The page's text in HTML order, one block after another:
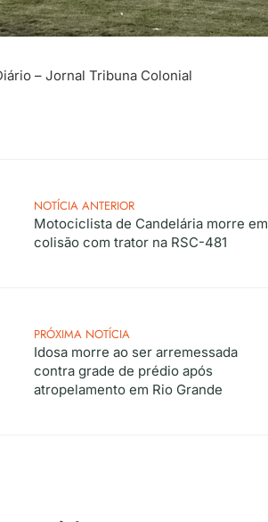
– Jornal Tribuna Colonial
NOTÍCIA ANTERIOR
Motociclista de Candelária morre em
colisão com trator na RSC-481
PRÓXIMA NOTÍCIA
Idosa morre ao ser arremessada
contra grade de prédio após
atropelamento em Rio Grande